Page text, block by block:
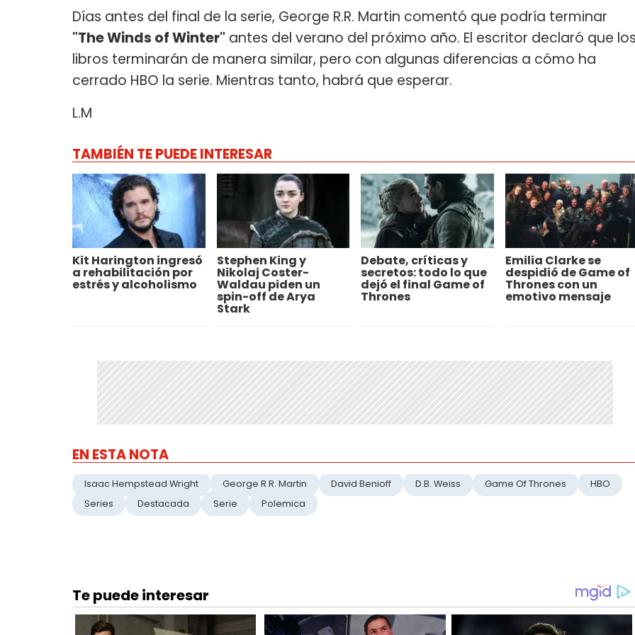
Días antes del final de la serie, George R.R. Martin comentó que podría terminar
"The Winds of Winter" antes del verano del próximo año. El escritor declaró que
libros terminarán de manera similar, pero con algunas diferencias a cómo ha
cerrado HBO la serie. Mientras tanto, habrá que esperar.
L.M
TAMBIÉN TE PUEDE INTERESAR
Kit Harington ingresó
a rehabilitación por
estrés y alcoholismo
Stephen King y
Nikolaj Coster-
Waldau piden un
spin-off de Arya
Stark
Debate, críticas y
secretos: todo lo que
dejó el final Game of
Thrones
Emilia Clarke se
despidió de Game of
Thrones con un
emotivo mensaje
EN ESTA NOTA
Isaac Hempstead Wright George R.R. Martin David Benioff D.B. Weiss Game Of Thrones
HBO
Series
Destacada Serie Polemica